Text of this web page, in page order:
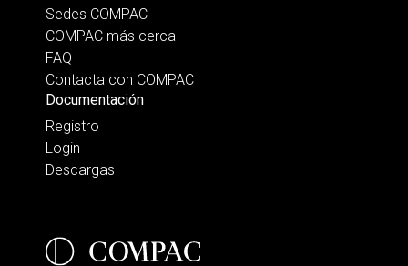
Sedes COMPAC
COMPAC más cerca
FAQ
Contacta con COMPAC
Documentación
Registro
Login
Descargas